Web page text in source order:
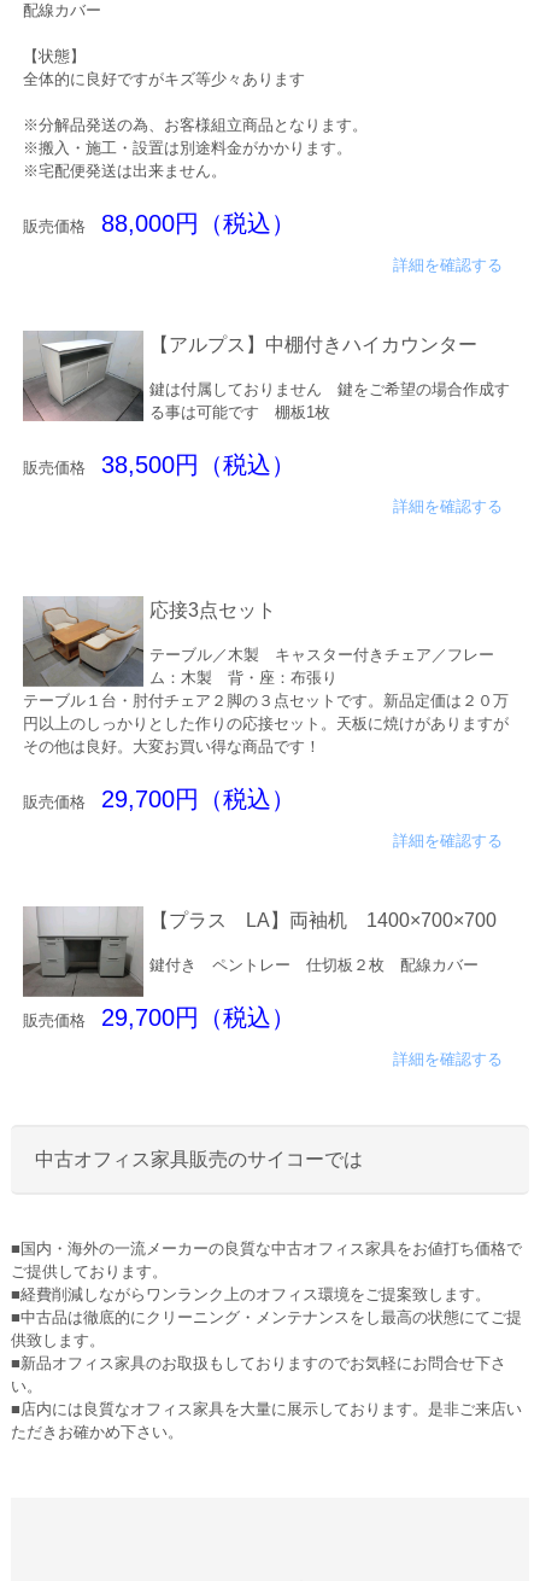
配線カバー
【状態】
全体的に良好ですがキズ等少々あります
※分解品発送の為、お客様組立商品となります。
※搬入・施工・設置は別途料金がかかります。
※宅配便発送は出来ません。
販売価格 88,000円（税込）
詳細を確認する
【アルプス】中棚付きハイカウンター
鍵は付属しておりません 鍵をご希望の場合作成す
る事は可能です 棚板1枚
販売価格 38,500円（税込）
詳細を確認する
応接3点セット
テーブル／木製 キャスター付きチェア／フレー
ム：木製 背・座：布張り
テーブル１台・肘付チェア２脚の３点セットです。新品定価は２０万
円以上のしっかりとした作りの応接セット。天板に焼けがありますが
その他は良好。大変お買い得な商品です！
販売価格 29,700円（税込）
詳細を確認する
【プラス LA】両袖机 1400×700×700
鍵付き ペントレー 仕切板２枚 配線カバー
販売価格 29,700円（税込）
詳細を確認する
中古オフィス家具販売のサイコーでは
■国内・海外の一流メーカーの良質な中古オフィス家具をお値打ち価格で
ご提供しております。
■経費削減しながらワンランク上のオフィス環境をご提案致します。
■中古品は徹底的にクリーニング・メンテナンスをし最高の状態にてご提
供致します。
■新品オフィス家具のお取扱もしておりますのでお気軽にお問合せ下さ
い。
■店内には良質なオフィス家具を大量に展示しております。是非ご来店い
ただきお確かめ下さい。